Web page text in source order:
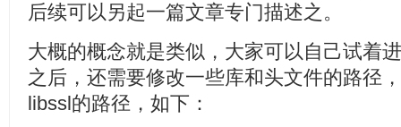
后续可以另起一篇文章专门描述之。
大概的概念就是类似，大家可以自己试着
之后，还需要修改一些库和头文件的路径
libssl的路径，如下：